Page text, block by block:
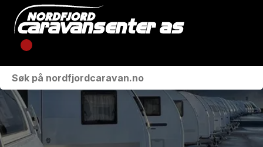
VÅRE MERKER
VERKSTED